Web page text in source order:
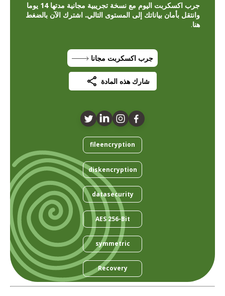
جرب اكسكربت اليوم مع نسخة تجريبية مجانية مدتها 14 يوما
وانتقل بأمان بياناتك إلى المستوى التالي. اشترك الآن بالضغط
هنا.
جرب اكسكربت مجانا
شارك هذه المادة
fileencryption
diskencryption
datasecurity
AES 256-Bit
symmetric
Recovery